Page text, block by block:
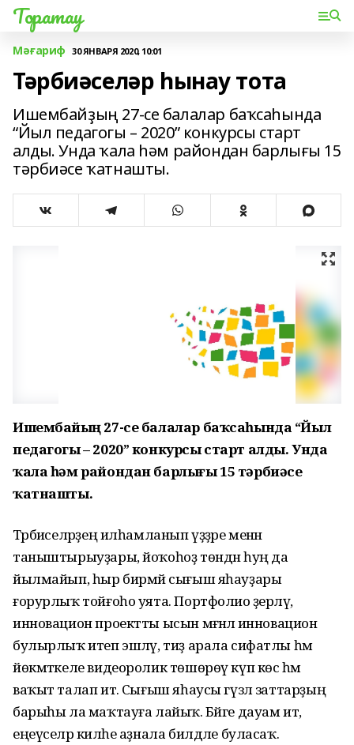
Торатау
Мәғариф 30 ЯНВАРЯ 2020, 10:01
Тәрбиәселәр һынау тота
Ишембайҙың 27-се балалар баҡсаһында
“Йыл педагогы – 2020” конкурсы старт
алды. Унда ҡала һәм райондан барлығы 15
тәрбиәсе ҡатнашты.
Ишембайҙың 27-се балалар баҡсаһында “Йыл
педагогы – 2020” конкурсы старт алды. Унда
ҡала һәм райондан барлығы 15 тәрбиәсе
ҡатнашты.
Тәрбиәселәрҙең илһамланып үҙҙәре менән
таныштырыуҙары, йоҡоһоҙ төндән һуң да
йылмайып, һыр бирмәй сығыш яһауҙары
ғорурлыҡ тойғоһо уята. Портфолио әҙерләү,
инновацион проектты ысын мәғәнәлә инновацион
булырлыҡ итеп эшләү, тиҙ арала сифатлы һәм
йөкмәткеле видеоролик төшөрөү күп көс һәм
ваҡыт талап итә. Сығыш яһаусы гүзәл заттарҙың
барыһы ла маҡтауға лайыҡ. Бәйге дауам итә,
еңеүселәр киләһе аҙнала билдәле буласаҡ.